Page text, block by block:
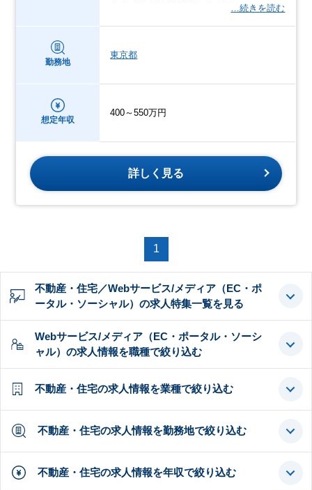
…続きを読む
勤務地
東京都
想定年収
400～550万円
詳しく見る
1
不動産・住宅／Webサービス/メディア（EC・ポ
ータル・ソーシャル）の求人特集一覧を見る
Webサービス/メディア（EC・ポータル・ソーシ
ャル）の求人情報を職種で絞り込む
不動産・住宅の求人情報を業種で絞り込む
不動産・住宅の求人情報を勤務地で絞り込む
不動産・住宅の求人情報を年収で絞り込む